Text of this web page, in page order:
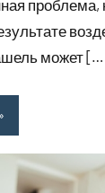
проблема,
может